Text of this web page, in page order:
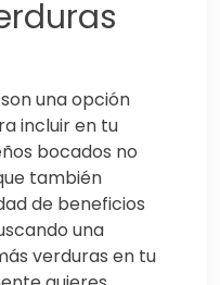
una opción
incluir en tu
bocados no
también
de beneficios
una
verduras en tu